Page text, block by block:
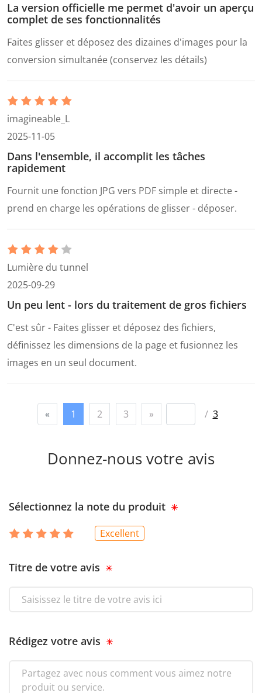
La version officielle me permet d'avoir un aperçu
complet de ses fonctionnalités
Faites glisser et déposez des dizaines d'images pour la
conversion simultanée (conservez les détails)
imagineable_L
2025-11-05
Dans l'ensemble, il accomplit les tâches
rapidement
Fournit une fonction JPG vers PDF simple et directe -
prend en charge les opérations de glisser - déposer.
Lumière du tunnel
2025-09-29
Un peu lent - lors du traitement de gros fichiers
C'est sûr - Faites glisser et déposez des fichiers,
définissez les dimensions de la page et fusionnez les
images en un seul document.
« 1 2 3 » / 3
Donnez-nous votre avis
Sélectionnez la note du produit
Excellent
Titre de votre avis
Rédigez votre avis